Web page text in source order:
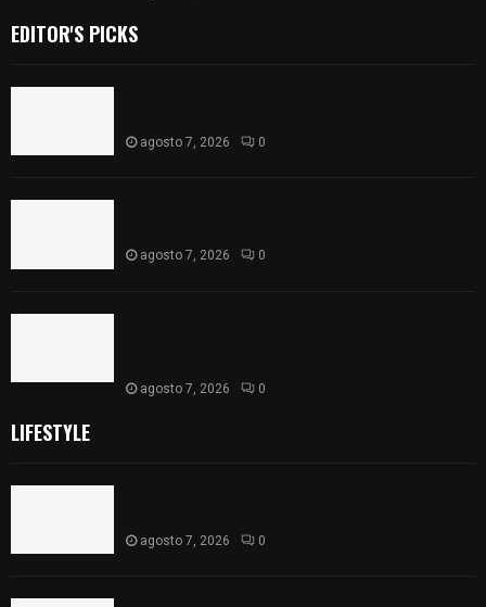
EDITOR'S PICKS
agosto 7, 2026 0
agosto 7, 2026 0
agosto 7, 2026 0
LIFESTYLE
agosto 7, 2026 0